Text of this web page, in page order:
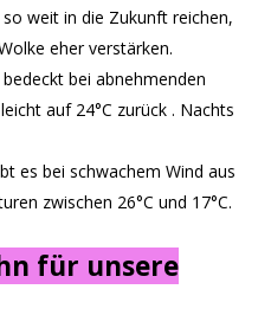
weit in die Zukunft reichen,
eher verstärken.
bei abnehmenden
auf 24°C zurück . Nachts
es bei schwachem Wind aus
zwischen 26°C und 17°C.
für unsere